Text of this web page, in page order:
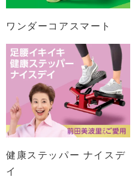
ワンダーコアスマート
健康ステッパー ナイスデ
イ